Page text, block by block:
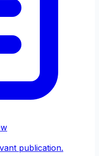
publication.